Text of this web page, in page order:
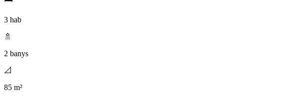
3 hab
🚿
2 banys
📐
85 m²